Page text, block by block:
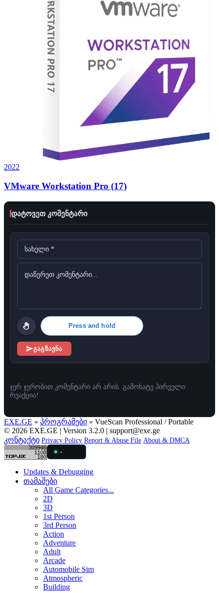
2022
VMware Workstation Pro (17)
დატოვეთ კომენტარი
Press and hold
გაგზავნა
ჯერ ჯერობით კომენტარი არ არის. გამოხატე პირველი
რეაქცია!
EXE.GE » პროგრამები » VueScan Professional / Portable
© 2026 EXE.GE | Version 3.2.0 | support@exe.ge
კონტაქტი Privacy Policy Report & Abuse File About & DMCA
-
Updates & Debugging
თამაშები
All Game Categories...
2D
3D
1st Person
3rd Person
Action
Adventure
Adult
Arcade
Automobile Sim
Atmospheric
Building